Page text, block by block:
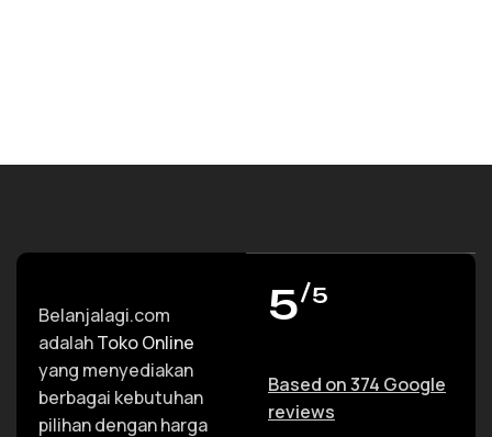
Belanjalagi.com
adalahToko Online
yang menyediakan
berbagai kebutuhan
pilihan dengan harga
5/5
Based on 374 Google
reviews